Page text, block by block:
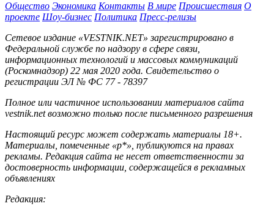
Общество Экономика Контакты В мире Происшествия О
проекте Шоу-бизнес Политика Пресс-релизы
Сетевое издание «VESTNIK.NET» зарегистрировано в
Федеральной службе по надзору в сфере связи,
информационных технологий и массовых коммуникаций
(Роскомнадзор) 22 мая 2020 года. Свидетельство о
регистрации ЭЛ № ФС 77 - 78397
Полное или частичное использовании материалов сайта
vestnik.net возможно только после письменного разрешения
Настоящий ресурс может содержать материалы 18+.
Материалы, помеченные «р*», публикуются на правах
рекламы. Редакция сайта не несет ответственности за
достоверность информации, содержащейся в рекламных
объявлениях
Редакция: